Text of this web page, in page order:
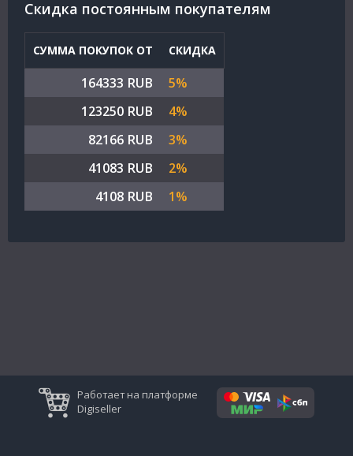
Cкидка постоянным покупателям
СУММА ПОКУПОК ОТ СКИДКА
164333 RUB
5%
123250 RUB
4%
82166 RUB
3%
41083 RUB
2%
4108 RUB
1%
Работает на платформе
Digiseller